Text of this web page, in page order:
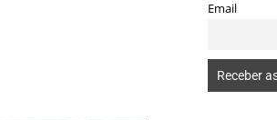
Email